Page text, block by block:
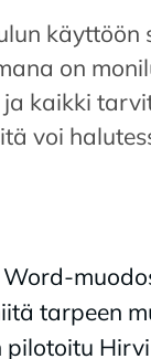
käyttöön
on
kaikki
voi
tar­peen